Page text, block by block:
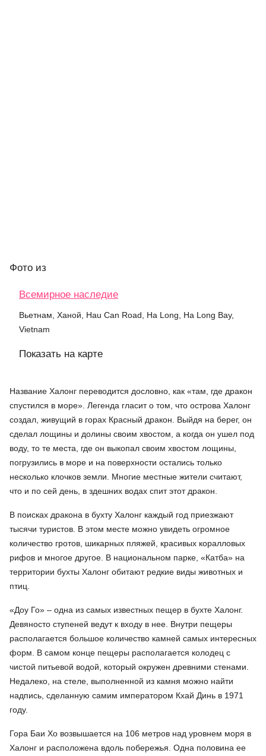
Фото из
Всемирное наследие
Вьетнам, Ханой, Hau Can Road, Ha Long, Ha Long Bay,
Vietnam
Показать на карте
Название Халонг переводится дословно, как «там, где дракон
спустился в море». Легенда гласит о том, что острова Халонг
создал, живущий в горах Красный дракон. Выйдя на берег, он
сделал лощины и долины своим хвостом, а когда он ушел под
воду, то те места, где он выкопал своим хвостом лощины,
погрузились в море и на поверхности остались только
несколько клочков земли. Многие местные жители считают,
что и по сей день, в здешних водах спит этот дракон.
В поисках дракона в бухту Халонг каждый год приезжают
тысячи туристов. В этом месте можно увидеть огромное
количество гротов, шикарных пляжей, красивых коралловых
рифов и многое другое. В национальном парке, «Катба» на
территории бухты Халонг обитают редкие виды животных и
птиц.
«Доу Го» – одна из самых известных пещер в бухте Халонг.
Девяносто ступеней ведут к входу в нее. Внутри пещеры
располагается большое количество камней самых интересных
форм. В самом конце пещеры располагается колодец с
чистой питьевой водой, который окружен древними стенами.
Недалеко, на стеле, выполненной из камня можно найти
надпись, сделанную самим императором Кхай Динь в 1971
году.
Гора Баи Хо возвышается на 106 метров над уровнем моря в
Халонг и расположена вдоль побережья. Одна половина ее